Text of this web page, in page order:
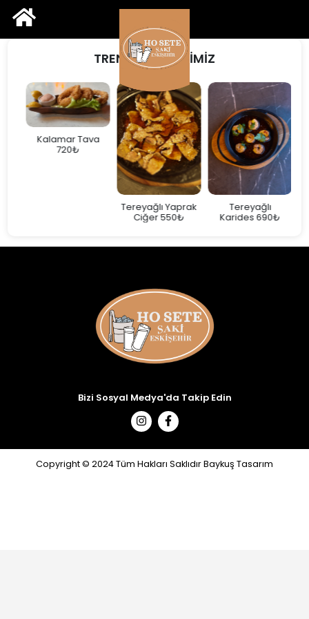
TREND ÜRÜNLERİMİZ
Kalamar Tava
720₺
Tereyağlı Yaprak
Ciğer 550₺
Tereyağlı
Karides 690₺
Bizi Sosyal Medya'da Takip Edin
Copyright © 2024 Tüm Hakları Saklıdır Baykuş Tasarım